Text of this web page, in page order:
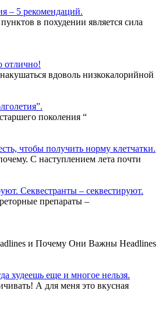
– 5 рекомендаций.
в похудении является сила
отлично!
вдоволь низкокалорийной
поколения “
чтобы получить норму клетчатки.
С наступлением лета почти
Секвестранты – секвестируют.
препараты –
и Почему Они Важны Headlines
худеешь еще и многое нельзя.
А для меня это вкусная